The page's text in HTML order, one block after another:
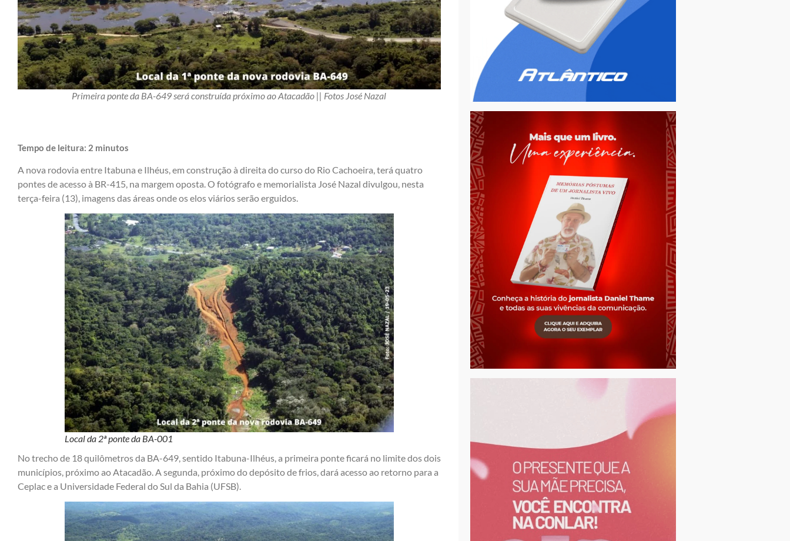
Primeira ponte da BA-649 será construída próximo ao Atacadão || Fotos José Nazal
Tempo de leitura: 2 minutos
A nova rodovia entre Itabuna e Ilhéus, em construção à direita do curso do Rio Cachoeira, terá quatro
pontes de acesso à BR-415, na margem oposta. O fotógrafo e memorialista José Nazal divulgou, nesta
terça-feira (13), imagens das áreas onde os elos viários serão erguidos.
Local da 2ª ponte da BA-001
No trecho de 18 quilômetros da BA-649, sentido Itabuna-Ilhéus, a primeira ponte ficará no limite dos dois
municípios, próximo ao Atacadão. A segunda, próximo do depósito de frios, dará acesso ao retorno para a
Ceplac e a Universidade Federal do Sul da Bahia (UFSB).